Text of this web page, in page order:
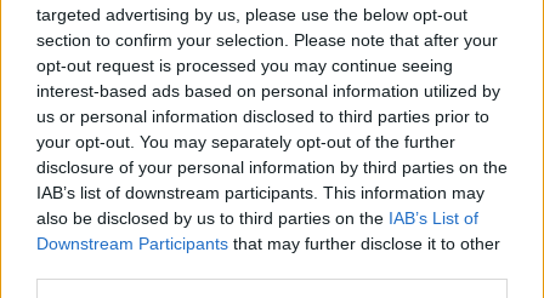
targeted advertising by us, please use the below opt-out
section to confirm your selection. Please note that after your
opt-out request is processed you may continue seeing
interest-based ads based on personal information utilized by
us or personal information disclosed to third parties prior to
your opt-out. You may separately opt-out of the further
disclosure of your personal information by third parties on the
IAB’s list of downstream participants. This information may
also be disclosed by us to third parties on the IAB’s List of
Downstream Participants that may further disclose it to other